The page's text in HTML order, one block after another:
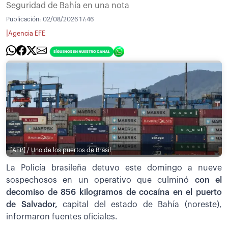
Seguridad de Bahía en una nota
Publicación: 02/08/2026 17:46
Agencia EFE
[AFP] / Uno de los puertos de Brasil
La Policía brasileña detuvo este domingo a nueve
sospechosos en un operativo que culminó con el
decomiso de 856 kilogramos de cocaína en el puerto
de Salvador, capital del estado de Bahía (noreste),
informaron fuentes oficiales.